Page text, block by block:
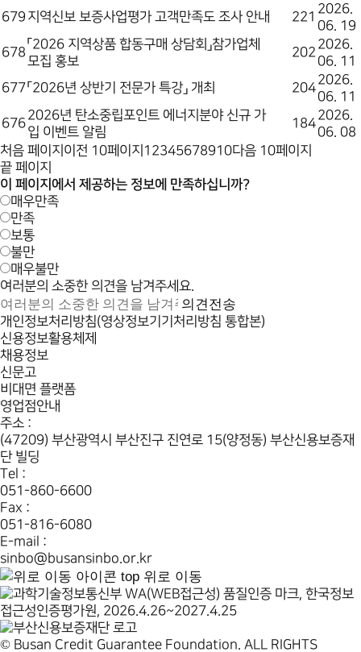
679 지역신보 보증사업평가 고객만족도 조사 안내 221
2026.
06. 19
678
「2026 지역상품 합동구매 상담회」참가업체
모집 홍보
202
2026.
06. 11
677「2026년 상반기 전문가 특강」 개최 204
2026.
06. 11
676
2026년 탄소중립포인트 에너지분야 신규 가
입 이벤트 알림
184
2026.
06. 08
처음 페이지 이전 10페이지 1 2345678910다음 10페이지
끝 페이지
이 페이지에서 제공하는 정보에 만족하십니까?
매우만족
만족
보통
불만
매우불만
여러분의 소중한 의견을 남겨주세요.
의견전송
개인정보처리방침(영상정보기기처리방침 통합본)
신용정보활용체제
채용정보
신문고
비대면 플랫폼
영업점안내
주소 :
(47209) 부산광역시 부산진구 진연로 15(양정동) 부산신용보증재
단 빌딩
Tel :
051-860-6600
Fax :
051-816-6080
E-mail :
sinbo@busansinbo.or.kr
top 위로 이동
© Busan Credit Guarantee Foundation. ALL RIGHTS